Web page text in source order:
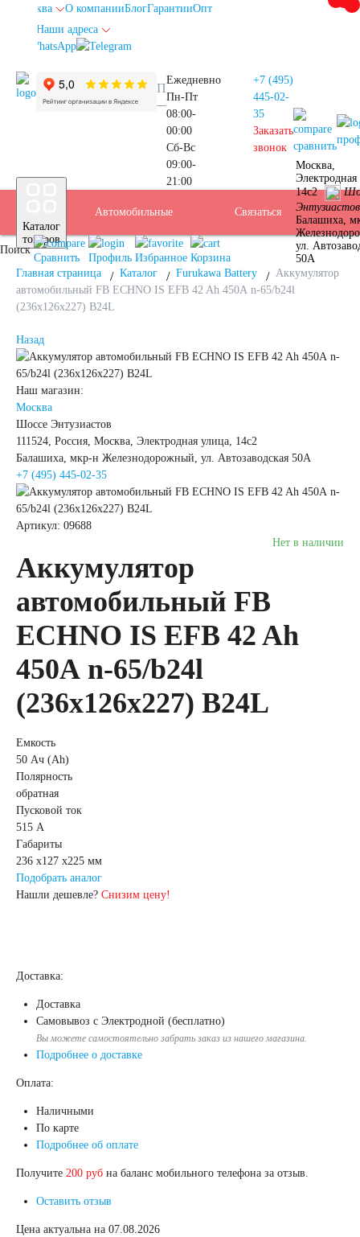
Москва О компанииБлогГарантииОпт
Наши адреса
Ежедневно
Пн-Пт
08:00-
00:00
Сб-Вс
09:00-
21:00
+7 (495)
445-02-
35
Заказать
звонок сравнить
Каталог
товаров
Автомобильные
аккумуляторы
автомобилей
Емкость (A/H)
40 А/ч 42 А/ч
45 А/ч 47 А/ч
48 А/ч 50 А/ч
59 А/ч 60 А/ч
65 А/ч 66 А/ч
77 А/ч
Подбор
АКБ
Услуги
Бренды
Доставка
Оплата
Б/У
АКБ
Контакты
Связаться Москва
Москва,
14с2
Энтузиастов
Балашиха,
ул.
50А
Поиск
Сравнить Профиль Избранное Корзина
Главная страница
Каталог Furukawa Battery
Аккумулятор
автомобильный FB ECHNO IS EFB 42 Ah 450А n-65/b24l
(236х126х227) B24L
Назад
Наш магазин:
Москва
Шоссе Энтузиастов
111524, Россия, Москва, Электродная улица, 14с2
Балашиха, мкр-н Железнодорожный, ул. Автозаводская 50А
+7 (495) 445-02-35
Артикул: 09688
Нет в наличии
Аккумулятор
автомобильный FB
ECHNO IS EFB 42 Ah
450А n-65/b24l
(236х126х227) B24L
Емкость
50 Ач (Ah)
Полярность
обратная
Пусковой ток
515 А
Габариты
236 x127 x225 мм
Подобрать аналог
Нашли дешевле? Снизим цену!
Доставка:
Доставка
Самовывоз с Электродной (бесплатно)
Вы можете самостоятельно забрать заказ из нашего магазина.
Подробнее о доставке
Оплата:
Наличными
По карте
Подробнее об оплате
Получите 200 руб на баланс мобильного телефона за отзыв.
Оставить отзыв
Цена актуальна на 07.08.2026